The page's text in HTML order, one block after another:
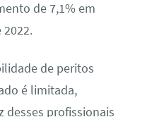
de 7,1% em
de peritos
é limitada,
desses profissionais